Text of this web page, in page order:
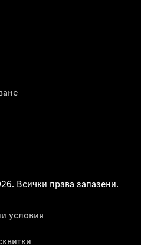
Всички права запазени.
условия